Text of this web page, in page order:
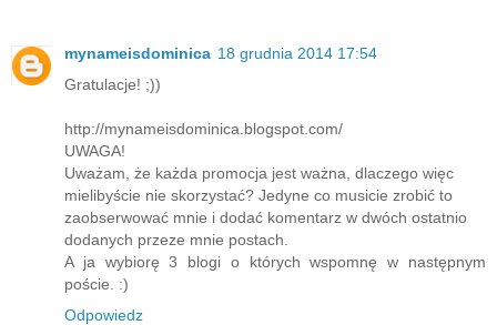
mynameisdominica 18 grudnia 2014 17:54
Gratulacje! ;))
http://mynameisdominica.blogspot.com/
UWAGA!
Uważam, że każda promocja jest ważna, dlaczego więc
mielibyście nie skorzystać? Jedyne co musicie zrobić to
zaobserwować mnie i dodać komentarz w dwóch ostatnio
dodanych przeze mnie postach.
A ja wybiorę 3 blogi o których wspomnę w następnym
poście. :)
Odpowiedz